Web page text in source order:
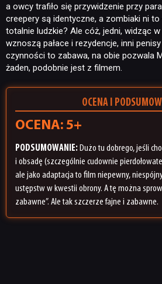
a owcy trafiło się przywidzenie przy
creepery są identyczne, a zombiaki ni
totalnie ludzkie? Ale cóż, jedni, widząc
wznoszą pałace i rezydencje, inni
czynności to zabawa, na obie pozwala
żaden, podobnie jest z filmem.
OCENA I
OCENA: 5+
PODSUMOWANIE: Dużo tu dobrego, jeśli
i obsadę (szczególnie cudownie
ale jako adaptacja to film niepewny,
ustępstw w kwestii obrony. A tę można
zabawne”. Ale tak szczerze fajne i zabawne.